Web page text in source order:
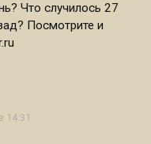
Что случилось 27
Посмотрите и
14:31